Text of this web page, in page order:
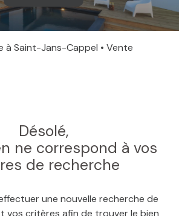
à Saint-Jans-Cappel
Vente
Désolé,
ne correspond à vos
de recherche
une nouvelle recherche de
vos critères afin de trouver le bien